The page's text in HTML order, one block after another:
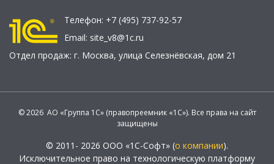
Телефон: +7 (495) 737-92-57
Email: site_v8@1c.ru
Отдел продаж: г. Москва, улица Селезнёвская, дом 21
© 2026 АО «Группа 1С» (правопреемник «1С»). Все права на сайт
защищены
© 2011- 2026 ООО «1С-Софт» (о компании).
Исключительное право на технологическую платформу